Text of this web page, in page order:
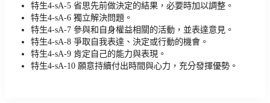
特生4-sA-5 省思先前做決定的結果，必要時加以調整。
特生4-sA-6 獨立解決問題。
特生4-sA-7 參與和自身權益相關的活動，並表達意見。
特生4-sA-8 爭取自我表達、決定或行動的機會。
特生4-sA-9 肯定自己的能力與表現。
特生4-sA-10 願意持續付出時間與心力，充分發揮優勢。